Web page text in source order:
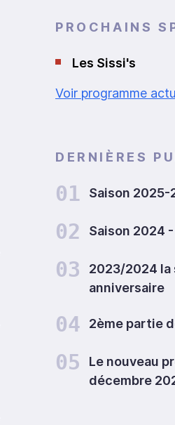
PROCHAINS
Les Sissi's
Voir programme
DERNIÈRES
01 Saison 2025-
02 Saison 2024
03
2023/2024 la
anniversaire
04 2ème partie
05
Le nouveau
décembre